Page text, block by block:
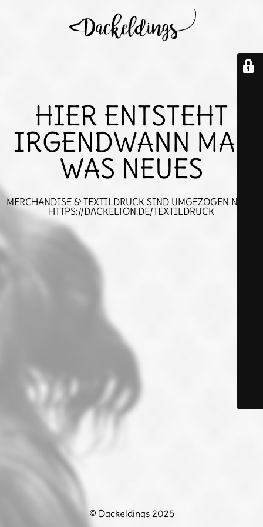
HIER ENTSTEHT
IRGENDWANN MAL
WAS NEUES
MERCHANDISE & TEXTILDRUCK SIND UMGEZOGEN NACH
HTTPS://DACKELTON.DE/TEXTILDRUCK
© Dackeldings 2025